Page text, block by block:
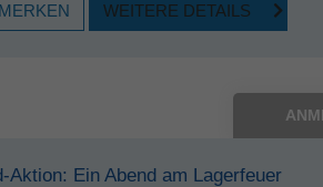
WEITERE DETAILS
Aktion: Ein Abend am Lagerfeuer